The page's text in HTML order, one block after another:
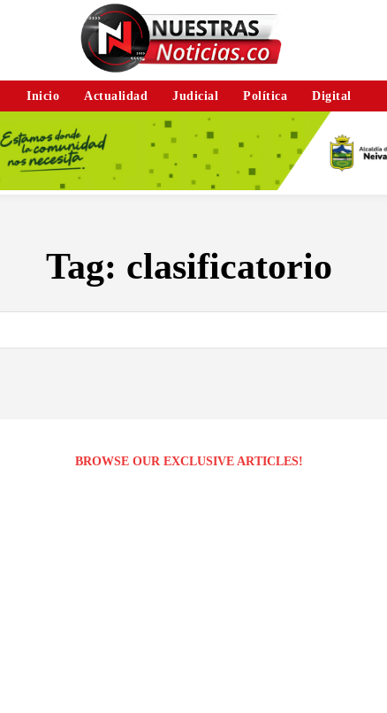
Inicio Actualidad Judicial Política Digital
Tag: clasificatorio
BROWSE OUR EXCLUSIVE ARTICLES!